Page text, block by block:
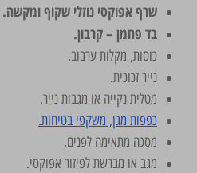
שרף אפוקסי נוזלי שקוף ומקשה.
בד פחמן – קרבון.
כוסות, מקלות ערבוב.
נייר זכוכית.
מטלית נקייה או מגבות נייר.
כפפות מגן, משקפי בטיחות.
מסכה מתאימה לפנים.
מגב או מברשת לפיזור אפוקסי.